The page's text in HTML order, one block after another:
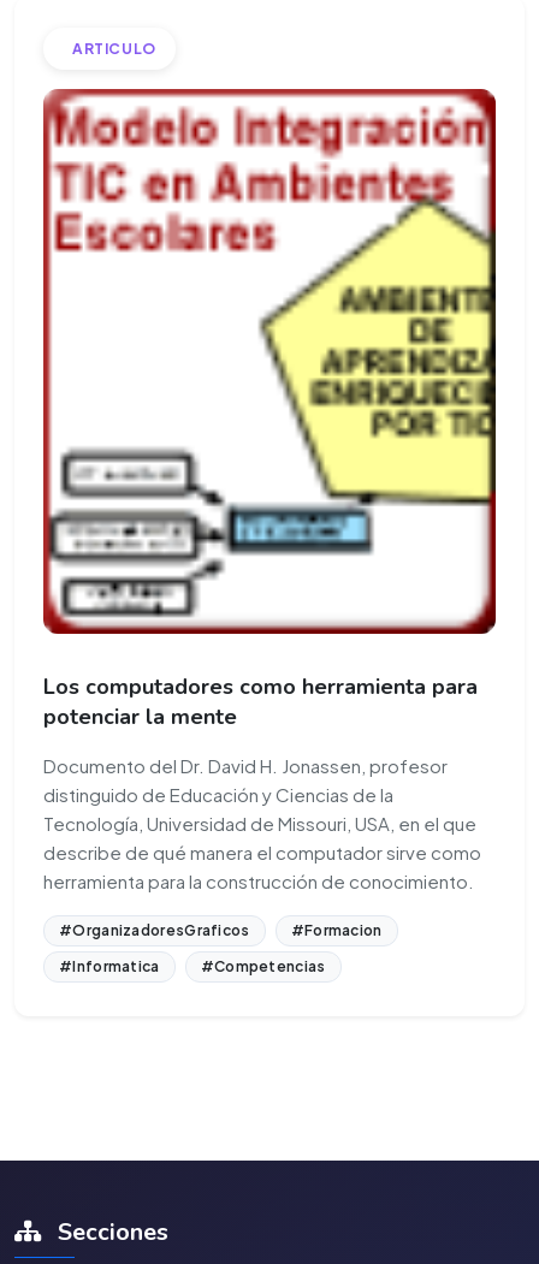
ARTICULO
Los computadores como herramienta para
potenciar la mente
Documento del Dr. David H. Jonassen, profesor
distinguido de Educación y Ciencias de la
Tecnología, Universidad de Missouri, USA, en el que
describe de qué manera el computador sirve como
herramienta para la construcción de conocimiento.
#OrganizadoresGraficos
#Formacion
#Informatica
#Competencias
Secciones